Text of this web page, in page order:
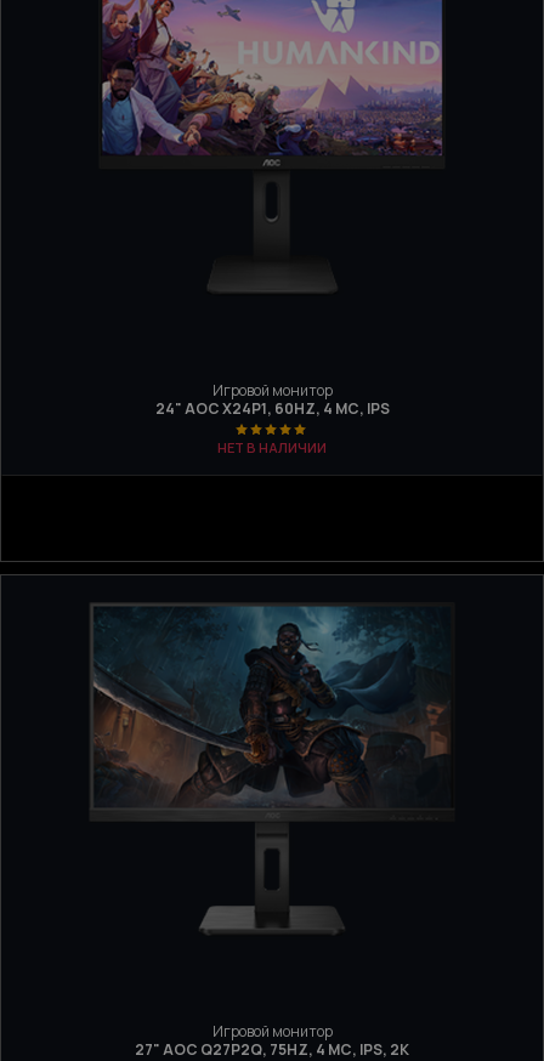
Игровой монитор
24" AOC X24P1, 60HZ, 4 МС, IPS
НЕТ В НАЛИЧИИ
Игровой монитор
27" AOC Q27P2Q, 75HZ, 4 МС, IPS, 2K